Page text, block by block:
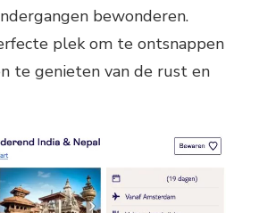
bewonderen.
plek om te ontsnappen
te genieten van de rust en